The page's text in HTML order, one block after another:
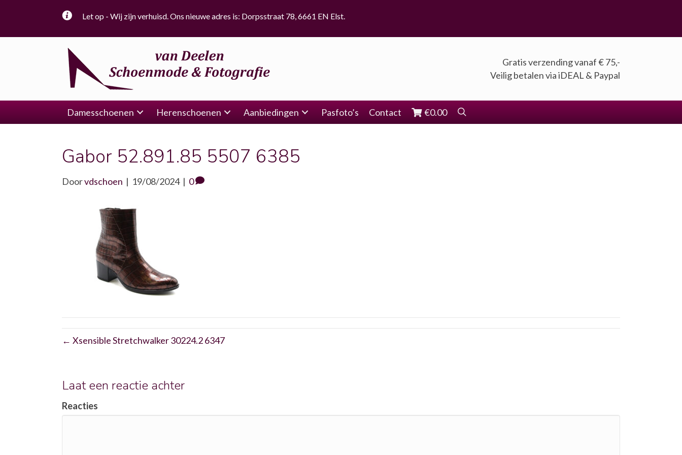
Let op - Wij zijn verhuisd. Ons nieuwe adres is: Dorpsstraat 78, 6661 EN Elst.
Gratis verzending vanaf € 75,-
Veilig betalen via iDEAL & Paypal
Damesschoenen Herenschoenen Aanbiedingen Pasfoto’s Contact €0.00
Gabor 52.891.85 5507 6385
Doorvdschoen | 19/08/2024 | 0
← Xsensible Stretchwalker 30224.2 6347
Laat een reactie achter
Reacties